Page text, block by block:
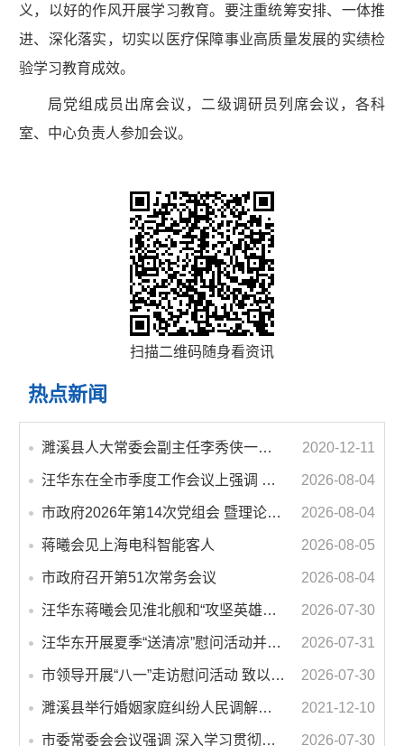
义，以好的作风开展学习教育。要注重统筹安排、一体推
进、深化落实，切实以医疗保障事业高质量发展的实绩检
验学习教育成效。
局党组成员出席会议，二级调研员列席会议，各科
室、中心负责人参加会议。
扫描二维码随身看资讯
热点新闻
濉溪县人大常委会副主任李秀侠一行调研城乡客运一体化和治超工作 2020-12-11
汪华东在全市季度工作会议上强调 锚定打好“三仗”任务和年度预期目标不动摇 在全市上下掀起比学赶超争先进位的攻坚热潮 2026-08-04
市政府2026年第14次党组会 暨理论学习中心组学习会议召开 蒋曦主持会议并讲话 2026-08-04
蒋曦会见上海电科智能客人 2026-08-05
市政府召开第51次常务会议 2026-08-04
汪华东蒋曦会见淮北舰和“攻坚英雄连”官兵代表 2026-07-30
汪华东开展夏季“送清凉”慰问活动并调研专门教育工作 落实落细防暑降温措施 用心用情关爱一线职工 2026-07-31
市领导开展“八一”走访慰问活动 致以节日问候 畅叙鱼水深情 2026-07-30
濉溪县举行婚姻家庭纠纷人民调解委员会暨调解志愿者服务团成立仪式 2021-12-10
市委常委会会议强调 深入学习贯彻习近平总书记重要讲话指示精神 高质量推进城市更新 不断提升本质安全水平 汪华东主持会议 2026-07-30